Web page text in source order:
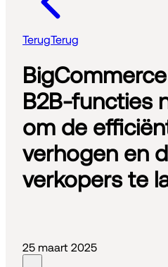
TerugTerug
B2B-functies
om de
verhogen en
verkopers te
25 maart 2025